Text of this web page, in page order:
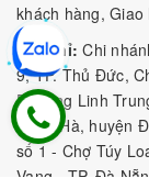
khách hàng,
Địa Chỉ: Chi
9, TP. Thủ Đức,
Phường Linh
Đông Hà, huyện
số 1 - Chợ Túy
Vang - TP. Đà